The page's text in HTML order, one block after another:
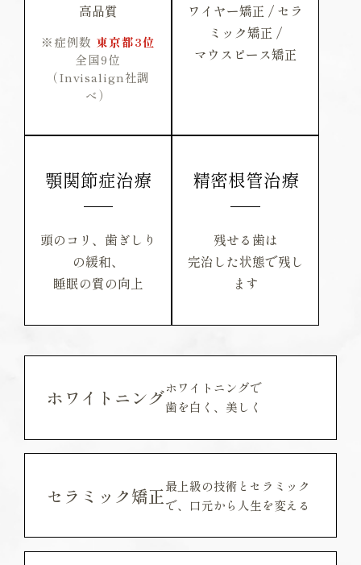
高品質
※症例数 東京都3位
全国9位
（Invisalign社調
べ）
ワイヤー矯正 / セラ
ミック矯正 /
マウスピース矯正
顎関節症治療
頭のコリ、歯ぎしり
の緩和、
睡眠の質の向上
精密根管治療
残せる歯は
完治した状態で残し
ます
ホワイトニングホワイトニングで
歯を白く、美しく
セラミック矯正最上級の技術とセラミック
で、
口元から人生を変える